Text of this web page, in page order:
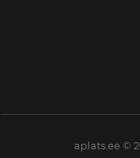
aplats.ee ©